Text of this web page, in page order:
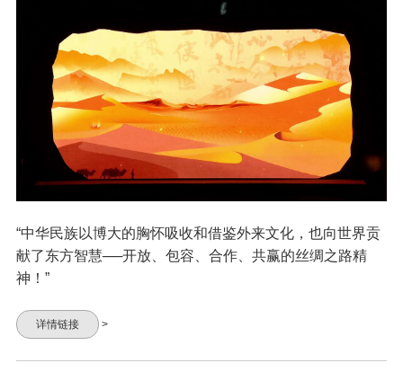
“中华民族以博大的胸怀吸收和借鉴外来文化，也向世界贡
献了东方智慧──开放、包容、合作、共赢的丝绸之路精
神！”
详情链接 >